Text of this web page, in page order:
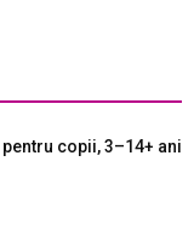
copii, 3–14+ ani